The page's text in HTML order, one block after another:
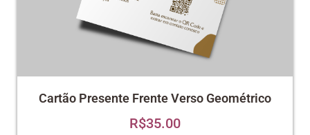
Cartão Presente Frente Verso Geométrico
R$35.00